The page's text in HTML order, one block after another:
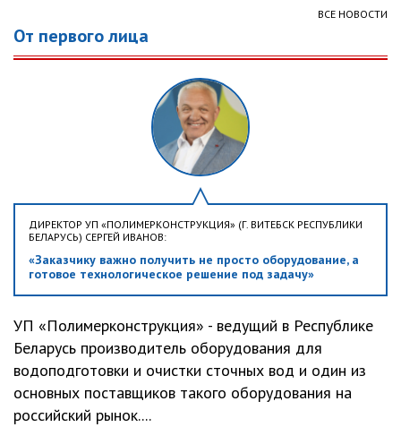
ВСЕ НОВОСТИ
От первого лица
ДИРЕКТОР УП «ПОЛИМЕРКОНСТРУКЦИЯ» (Г. ВИТЕБСК РЕСПУБЛИКИ
БЕЛАРУСЬ) СЕРГЕЙ ИВАНОВ:
«Заказчику важно получить не просто оборудование, а
готовое технологическое решение под задачу»
УП «Полимерконструкция» - ведущий в Республике
Беларусь производитель оборудования для
водоподготовки и очистки сточных вод и один из
основных поставщиков такого оборудования на
российский рынок....